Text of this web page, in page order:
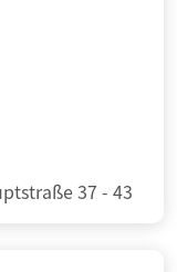
37 - 43